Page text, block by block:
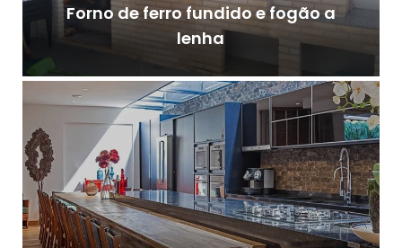
Forno de ferro fundido e fogão a
lenha